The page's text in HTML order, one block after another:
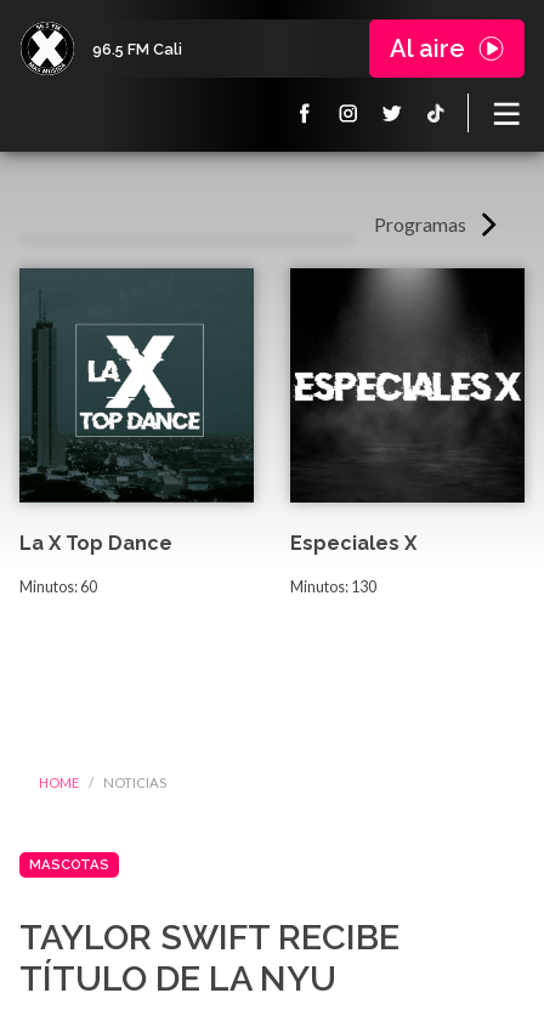
96.5 FM Cali Al aire
Programas
La X Top Dance
Minutos: 60
Especiales X
Minutos: 130
HOME NOTICIAS
MASCOTAS
TAYLOR SWIFT RECIBE
TÍTULO DE LA NYU